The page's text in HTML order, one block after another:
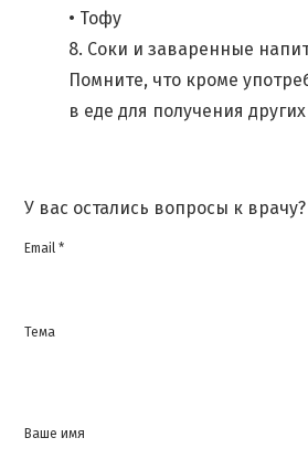
• Тофу
8. Соки и заваренные
Помните, что кроме
в еде для получения
У вас остались вопросы к врачу?
Email *
Тема
Ваше имя